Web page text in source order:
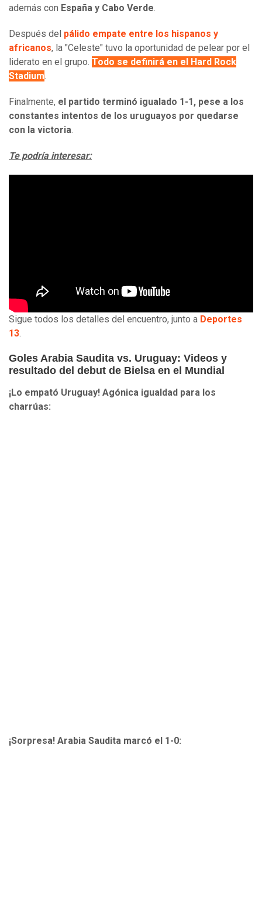
además con España y Cabo Verde.
Después del pálido empate entre los hispanos y
africanos, la "Celeste" tuvo la oportunidad de pelear por el
liderato en el grupo. Todo se definirá en el Hard Rock
Stadium.
Finalmente, el partido terminó igualado 1-1, pese a los
constantes intentos de los uruguayos por quedarse
con la victoria.
Te podría interesar:
Sigue todos los detalles del encuentro, junto a Deportes
13.
Goles Arabia Saudita vs. Uruguay: Videos y
resultado del debut de Bielsa en el Mundial
¡Lo empató Uruguay! Agónica igualdad para los
charrúas:
¡Sorpresa! Arabia Saudita marcó el 1-0: